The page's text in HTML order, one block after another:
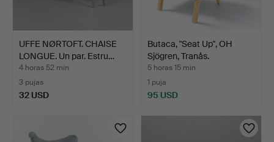
UFFE NØRTOFT. CHAISE
LONGUE. Un par. Estru…
4 horas 52 min
3 pujas
32 USD
Butaca, "Seat Up", OH
Sjögren, Tranås.
5 horas 15 min
1 puja
95 USD